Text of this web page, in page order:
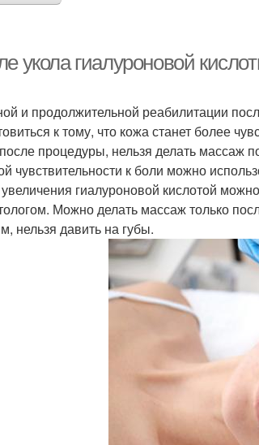
укола гиалуроновой
и продолжительной реабилитации
к тому, что кожа станет более
процедуры, нельзя делать массаж
чувствительности к боли можно
гиалуроновой кислотой
Можно делать массаж только
нельзя давить на губы.